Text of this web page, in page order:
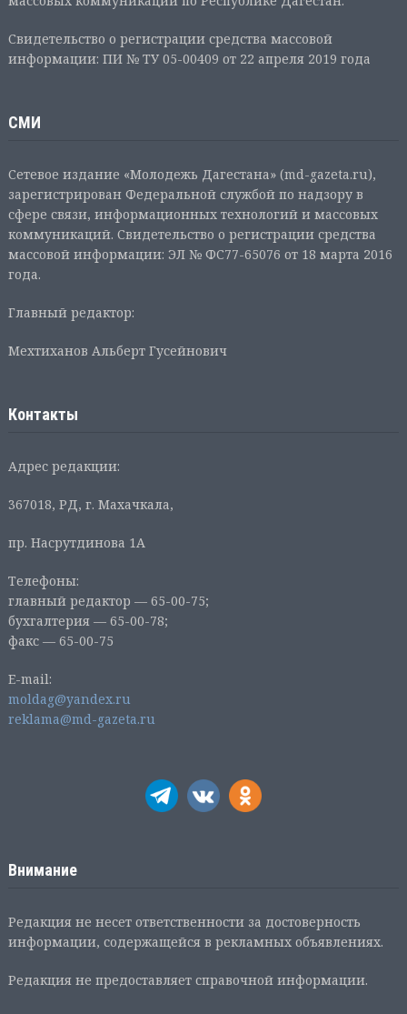
Свидетельство о регистрации средства массовой
информации: ПИ № ТУ 05-00409 от 22 апреля 2019 года
СМИ
Сетевое издание «Молодежь Дагестана» (md-gazeta.ru),
зарегистрирован Федеральной службой по надзору в
сфере связи, информационных технологий и массовых
коммуникаций. Свидетельство о регистрации средства
массовой информации: ЭЛ № ФС77-65076 от 18 марта 2016
года.
Главный редактор:
Мехтиханов Альберт Гусейнович
Контакты
Адрес редакции:
367018, РД, г. Махачкала,
пр. Насрутдинова 1А
Телефоны:
главный редактор — 65-00-75;
бухгалтерия — 65-00-78;
факс — 65-00-75
E-mail:
moldag@yandex.ru
reklama@md-gazeta.ru
Внимание
Редакция не несет ответственности за достоверность
информации, содержащейся в рекламных объявлениях.
Редакция не предоставляет справочной информации.